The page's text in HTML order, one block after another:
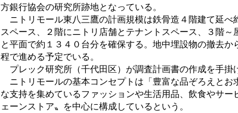
方銀行協会の研究所跡地となっている。
ニトリモール東八三鷹の計画規模は鉄骨造４階建て延べ
スペース、２階にニトリ店舗とテナントスペース、３階
と平面で約１３４０台分を確保する。地中埋設物の撤去か
程で進める予定でいる。
プレック研究所（千代田区）が調査計画書の作成を手掛
ニトリモールの基本コンセプトは「豊富な品ぞろえとお
な支持を集めているファッションや生活用品、飲食やサ
ェーンストア〟を中心に構成しているという。